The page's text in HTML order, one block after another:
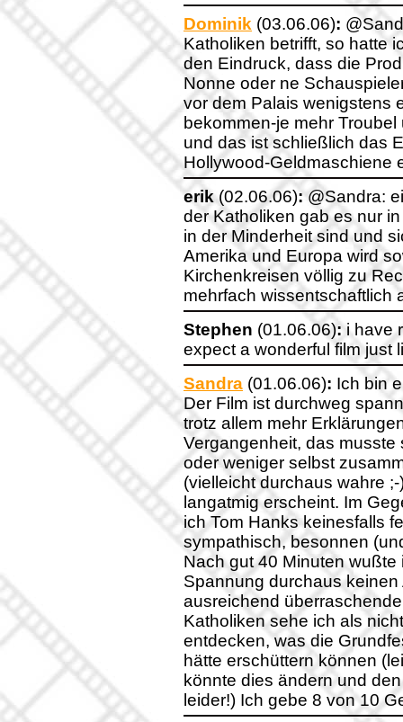
Dominik (03.06.06):
Katholiken betrifft, so hatte
den Eindruck, dass die
Nonne oder ne
vor dem Palais wenigstens
bekommen-je mehr
und das ist schließlich das
Hollywood-Geldmaschiene
erik(02.06.06): @Sandra:
der Katholiken gab es nur
in der Minderheit sind und
Amerika und Europa wird
Kirchenkreisen völlig zu
mehrfach wissentschaftlich
Stephen (01.06.06): i have
expect a wonderful film just
Sandra (01.06.06): Ich bin
Der Film ist durchweg
trotz allem mehr
Vergangenheit, das
oder weniger selbst
(vielleicht durchaus wahre
langatmig erscheint. Im
ich Tom Hanks keinesfalls
sympathisch, besonnen
Nach gut 40 Minuten
Spannung durchaus
ausreichend
Katholiken sehe ich als
entdecken, was die
hätte erschüttern können
könnte dies ändern und
leider!) Ich gebe 8 von 10